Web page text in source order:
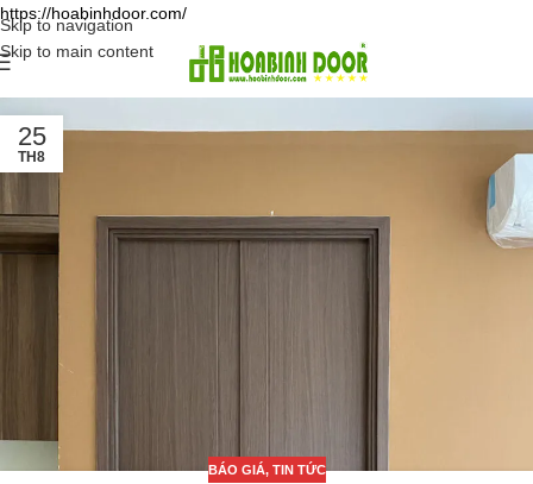
https://hoabinhdoor.com/
Skip to navigation
Skip to main content
25
TH8
BÁO GIÁ, TIN TỨC